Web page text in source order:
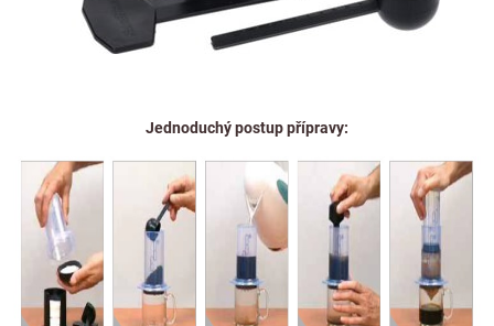
Jednoduchý postup přípravy: